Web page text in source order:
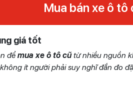
Mua bán xe ô tô
giá tốt
để mua xe ô tô cũtừ nhiều nguồn
ít người phải suy nghĩ đắn đo